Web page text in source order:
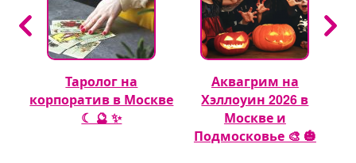
Таролог на
корпоратив в Москве
☾ 🔮 ✨
Аквагрим на
Хэллоуин 2026 в
Москве и
Подмосковье 🎨 🎃